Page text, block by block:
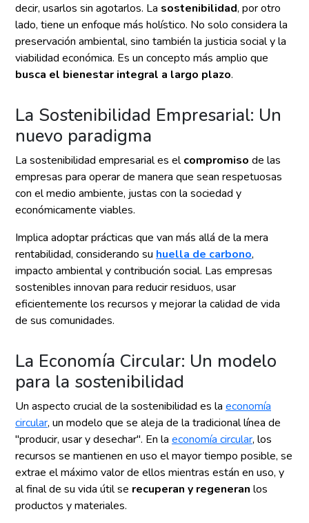
decir, usarlos sin agotarlos. La sostenibilidad, por otro
lado, tiene un enfoque más holístico. No solo considera la
preservación ambiental, sino también la justicia social y la
viabilidad económica. Es un concepto más amplio que
busca el bienestar integral a largo plazo.
La Sostenibilidad Empresarial: Un
nuevo paradigma
La sostenibilidad empresarial es elcompromiso de las
empresas para operar de manera que sean respetuosas
con el medio ambiente, justas con la sociedad y
económicamente viables.
Implica adoptar prácticas que van más allá de la mera
rentabilidad, considerando su huella de carbono,
impacto ambiental y contribución social. Las empresas
sostenibles innovan para reducir residuos, usar
eficientemente los recursos y mejorar la calidad de vida
de sus comunidades.
La Economía Circular: Un modelo
para la sostenibilidad
Un aspecto crucial de la sostenibilidad es la economía
circular, un modelo que se aleja de la tradicional línea de
"producir, usar y desechar". En la economía circular, los
recursos se mantienen en uso el mayor tiempo posible, se
extrae el máximo valor de ellos mientras están en uso, y
al final de su vida útil se recuperan y regeneran los
productos y materiales.